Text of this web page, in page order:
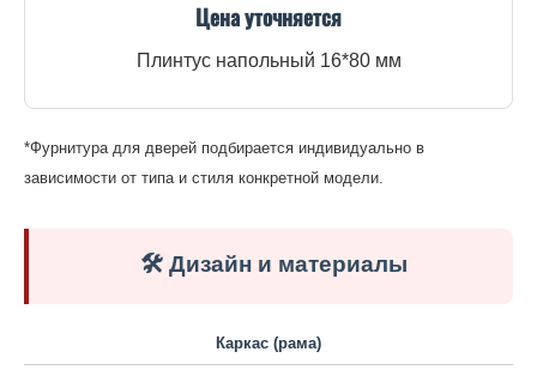
Цена уточняется
Плинтус напольный 16*80 мм
*Фурнитура для дверей подбирается индивидуально в
зависимости от типа и стиля конкретной модели.
🛠️ Дизайн и материалы
Каркас (рама)